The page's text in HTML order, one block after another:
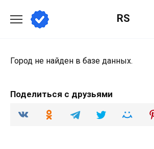
содержанию
RS
Город не найден в базе данных.
Поделиться с друзьями